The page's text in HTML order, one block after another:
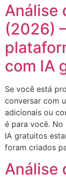
Análise
(2026)
com IA
Se você está
conversar com
adicionais ou
é para você.
IA gratuitos
foram criados
Análise